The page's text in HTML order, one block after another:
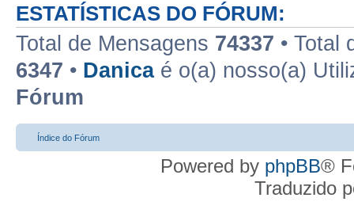
ESTATÍSTICAS DO FÓRUM:
Total de Mensagens 74337 • Total
6347 • Danicaé o(a) nosso(a)
Fórum
Índice do Fórum
Powered by phpBB®
Traduzido